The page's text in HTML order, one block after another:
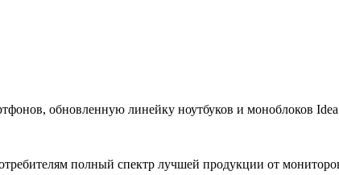
обновленную линейку ноутбуков и моноблоков Idea
полный спектр лучшей продукции от